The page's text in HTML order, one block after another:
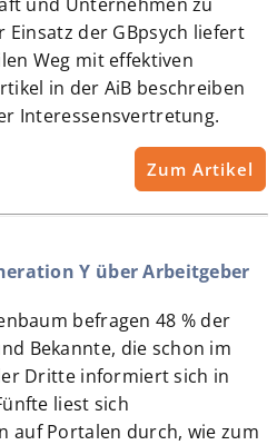
Einsatz der GBpsych liefert
Weg mit effektiven
in der AiB beschreiben
Interessensvertretung.
Zum Artikel
Y über Arbeitgeber
befragen 48 % der
Bekannte, die schon im
Dritte informiert sich in
liest sich
auf Portalen durch, wie zum